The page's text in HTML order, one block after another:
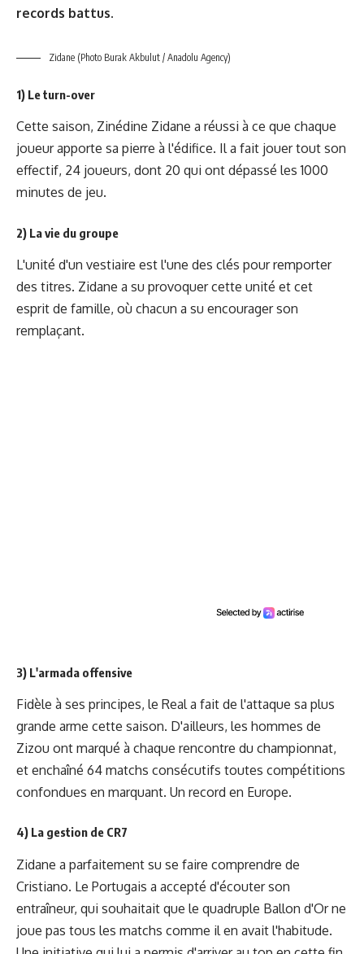
records battus.
Zidane (Photo Burak Akbulut / Anadolu Agency)
1) Le turn-over
Cette saison, Zinédine Zidane a réussi à ce que chaque
joueur apporte sa pierre à l'édifice. Il a fait jouer tout son
effectif, 24 joueurs, dont 20 qui ont dépassé les 1000
minutes de jeu.
2) La vie du groupe
L'unité d'un vestiaire est l'une des clés pour remporter
des titres. Zidane a su provoquer cette unité et cet
esprit de famille, où chacun a su encourager son
remplaçant.
3) L'armada offensive
Fidèle à ses principes, le Real a fait de l'attaque sa plus
grande arme cette saison. D'ailleurs, les hommes de
Zizou ont marqué à chaque rencontre du championnat,
et enchaîné 64 matchs consécutifs toutes compétitions
confondues en marquant. Un record en Europe.
4) La gestion de CR7
Zidane a parfaitement su se faire comprendre de
Cristiano. Le Portugais a accepté d'écouter son
entraîneur, qui souhaitait que le quadruple Ballon d'Or ne
joue pas tous les matchs comme il en avait l'habitude.